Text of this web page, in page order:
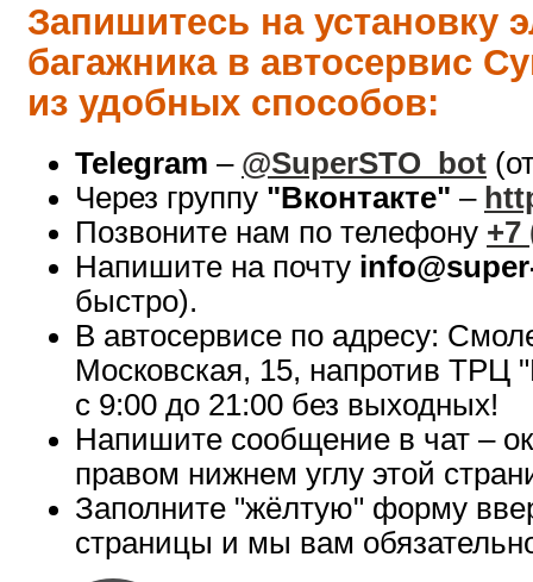
Запишитесь на установку
багажника в автосервис
из удобных способов:
Telegram – @SuperSTO_bot
Через группу "Вконтакте" –
Позвоните нам по телефону +7
Напишите на почту
быстро).
В автосервисе по адресу:
Московская, 15, напротив ТРЦ
с 9:00 до 21:00 без выходных!
Напишите сообщение в чат –
правом нижнем углу этой
Заполните "жёлтую" форму
страницы и мы вам